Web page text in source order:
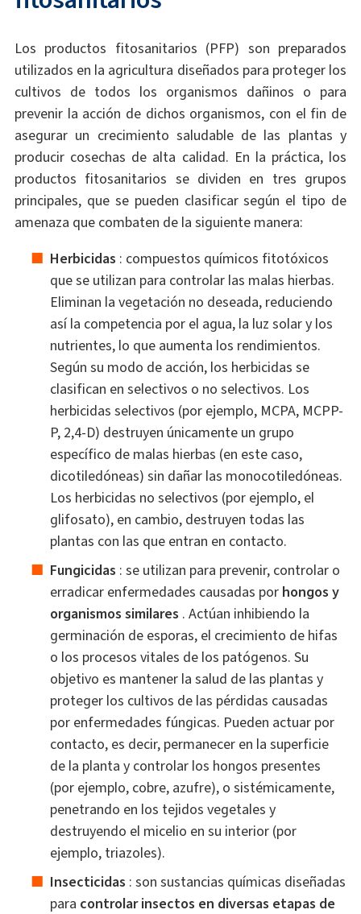
Los productos fitosanitarios (PFP) son preparados
utilizados en la agricultura diseñados para proteger los
cultivos de todos los organismos dañinos o para
prevenir la acción de dichos organismos, con el fin de
asegurar un crecimiento saludable de las plantas y
producir cosechas de alta calidad. En la práctica, los
productos fitosanitarios se dividen en tres grupos
principales, que se pueden clasificar según el tipo de
amenaza que combaten de la siguiente manera:
Herbicidas : compuestos químicos fitotóxicos
que se utilizan para controlar las malas hierbas.
Eliminan la vegetación no deseada, reduciendo
así la competencia por el agua, la luz solar y los
nutrientes, lo que aumenta los rendimientos.
Según su modo de acción, los herbicidas se
clasifican en selectivos o no selectivos. Los
herbicidas selectivos (por ejemplo, MCPA, MCPP-
P, 2,4-D) destruyen únicamente un grupo
específico de malas hierbas (en este caso,
dicotiledóneas) sin dañar las monocotiledóneas.
Los herbicidas no selectivos (por ejemplo, el
glifosato), en cambio, destruyen todas las
plantas con las que entran en contacto.
Fungicidas : se utilizan para prevenir, controlar o
erradicar enfermedades causadas por hongos y
organismos similares . Actúan inhibiendo la
germinación de esporas, el crecimiento de hifas
o los procesos vitales de los patógenos. Su
objetivo es mantener la salud de las plantas y
proteger los cultivos de las pérdidas causadas
por enfermedades fúngicas. Pueden actuar por
contacto, es decir, permanecer en la superficie
de la planta y controlar los hongos presentes
(por ejemplo, cobre, azufre), o sistémicamente,
penetrando en los tejidos vegetales y
destruyendo el micelio en su interior (por
ejemplo, triazoles).
Insecticidas : son sustancias químicas diseñadas
para controlar insectos en diversas etapas de